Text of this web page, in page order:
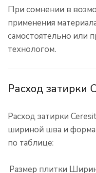
При сомнении в
применения
самостоятельно или
технологом.
Расход затирки
Расход затирки
шириной шва и
по таблице:
Размер плитки